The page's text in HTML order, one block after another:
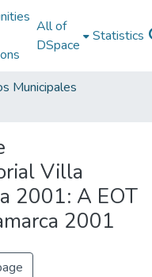
All of
DSpace
Statistics
Municipales
Villa
2001: A EOT
2001